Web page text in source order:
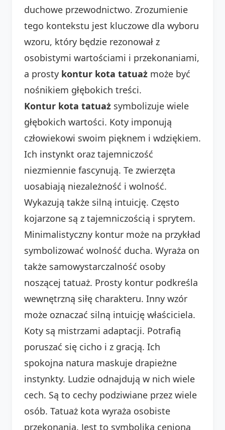
duchowe przewodnictwo. Zrozumienie
tego kontekstu jest kluczowe dla wyboru
wzoru, który będzie rezonował z
osobistymi wartościami i przekonaniami,
a prosty kontur kota tatuaż może być
nośnikiem głębokich treści.
Kontur kota tatuaż symbolizuje wiele
głębokich wartości. Koty imponują
człowiekowi swoim pięknem i wdziękiem.
Ich instynkt oraz tajemniczość
niezmiennie fascynują. Te zwierzęta
uosabiają niezależność i wolność.
Wykazują także silną intuicję. Często
kojarzone są z tajemniczością i sprytem.
Minimalistyczny kontur może na przykład
symbolizować wolność ducha. Wyraża on
także samowystarczalność osoby
noszącej tatuaż. Prosty kontur podkreśla
wewnętrzną siłę charakteru. Inny wzór
może oznaczać silną intuicję właściciela.
Koty są mistrzami adaptacji. Potrafią
poruszać się cicho i z gracją. Ich
spokojna natura maskuje drapieżne
instynkty. Ludzie odnajdują w nich wiele
cech. Są to cechy podziwiane przez wiele
osób. Tatuaż kota wyraża osobiste
przekonania. Jest to symbolika ceniona